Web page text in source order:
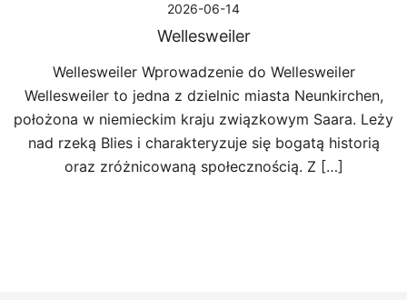
2026-06-14
Wellesweiler
Wellesweiler Wprowadzenie do Wellesweiler
Wellesweiler to jedna z dzielnic miasta Neunkirchen,
położona w niemieckim kraju związkowym Saara. Leży
nad rzeką Blies i charakteryzuje się bogatą historią
oraz zróżnicowaną społecznością. Z […]